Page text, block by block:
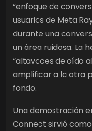
“enfoque de
usuarios de Meta
durante una
un área ruidosa. La
“altavoces de oído
amplificar a la otra
fondo.
Una demostración
Connect sirvió